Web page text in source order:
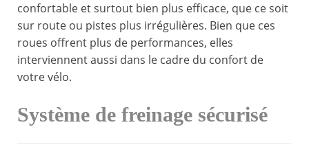
confortable et surtout bien plus efficace, que ce soit
sur route ou pistes plus irrégulières. Bien que ces
roues offrent plus de performances, elles
interviennent aussi dans le cadre du confort de
votre vélo.
Système de freinage sécurisé